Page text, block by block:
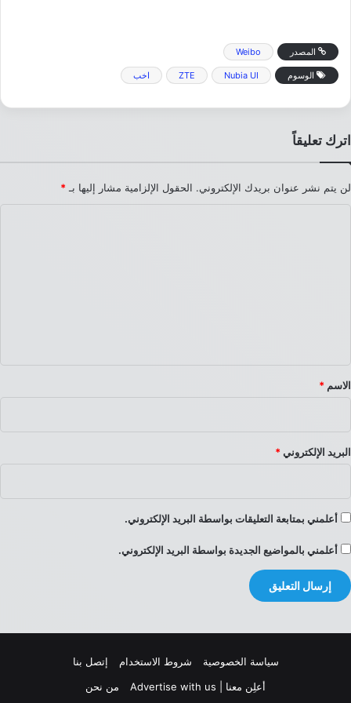
المصدر Weibo
الوسوم Nubia UI
ZTE اخب
اترك تعليقاً
لن يتم نشر عنوان بريدك الإلكتروني. الحقول الإلزامية مشار إليها بـ *
*
الاسم *
البريد الإلكتروني *
أعلمني بمتابعة التعليقات بواسطة البريد الإلكتروني.
أعلمني بالمواضيع الجديدة بواسطة البريد الإلكتروني.
سياسة الخصوصية شروط الاستخدام
إتصل بنا
أعلِن معنا | Advertise with us
من نحن